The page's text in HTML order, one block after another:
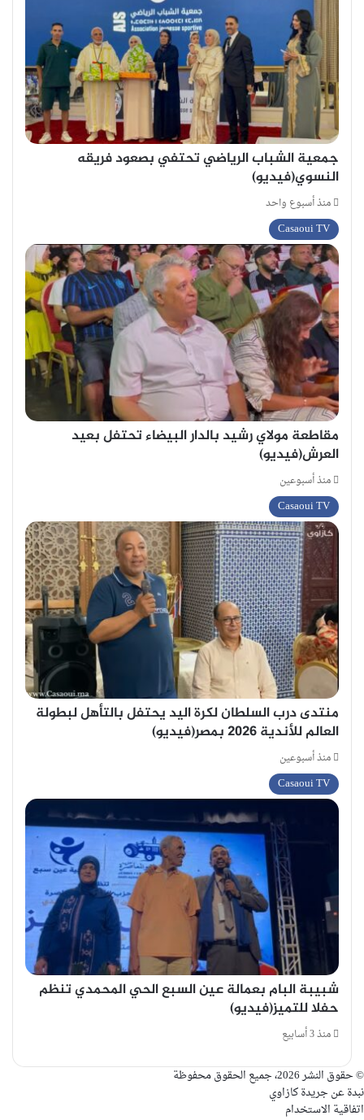
جمعية الشباب الرياضي تحتفي بصعود فريقه
النسوي(فيديو)
منذ أسبوع واحد
Casaoui TV
مقاطعة مولاي رشيد بالدار البيضاء تحتفل بعيد
العرش(فيديو)
منذ أسبوعين
Casaoui TV
منتدى درب السلطان لكرة اليد يحتفل بالتأهل لبطولة
العالم للأندية 2026 بمصر(فيديو)
منذ أسبوعين
Casaoui TV
شبيبة البام بعمالة عين السبع الحي المحمدي تنظم
حفلا للتميز(فيديو)
منذ 3 أسابيع
© حقوق النشر 2026، جميع الحقوق محفوظة
نبدة عن جريدة كازاوي
اتفاقية الاستخدام